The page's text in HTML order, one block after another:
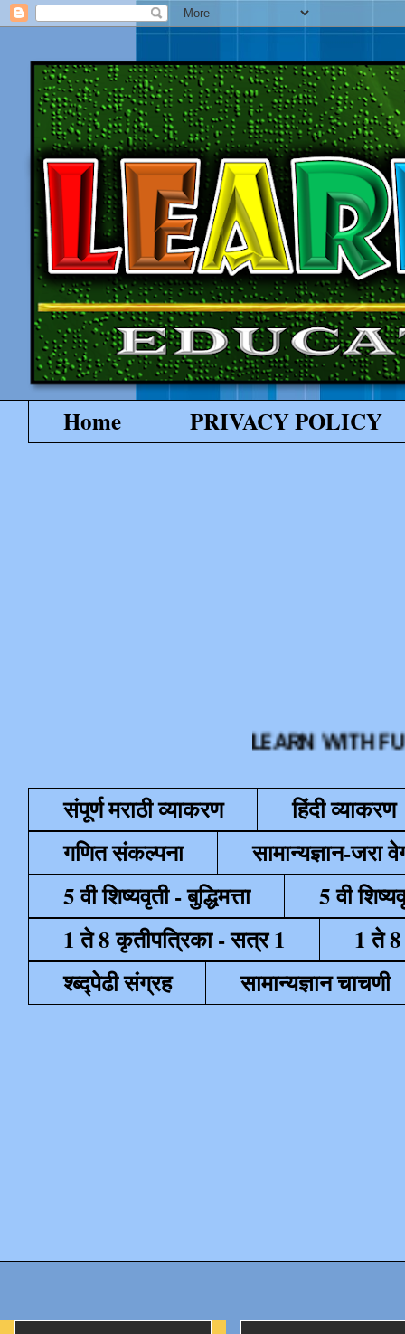
Home PRIVACY POLICY
LEARN WITH FUN
संपूर्ण मराठी व्याकरण
हिंदी व्याकरण
गणित संकल्पना
सामान्यज्ञान-जरा
5 वी शिष्यवृती - बुद्धिमत्ता
5 वी
1 ते 8 कृतीपत्रिका - सत्र 1
1 ते
श्ब्द्पेढी संग्रह
सामान्यज्ञान चाचणी